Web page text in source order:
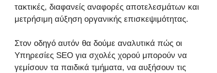
τακτικές, διαφανείς αναφορές αποτελεσμάτων και
μετρήσιμη αύξηση οργανικής επισκεψιμότητας.
Στον οδηγό αυτόν θα δούμε αναλυτικά πώς οι
Υπηρεσίες SEO για σχολές χορού μπορούν να
γεμίσουν τα παιδικά τμήματα, να αυξήσουν τις